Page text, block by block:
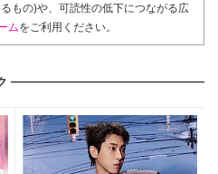
もの)や、可読性の低下につながる広
ムをご利用ください。